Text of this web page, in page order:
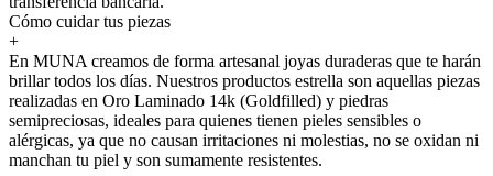
Cómo cuidar tus piezas
+
En MUNA creamos de forma artesanal joyas duraderas que te harán
brillar todos los días. Nuestros productos estrella son aquellas piezas
realizadas en Oro Laminado 14k (Goldfilled) y piedras
semipreciosas, ideales para quienes tienen pieles sensibles o
alérgicas, ya que no causan irritaciones ni molestias, no se oxidan ni
manchan tu piel y son sumamente resistentes.